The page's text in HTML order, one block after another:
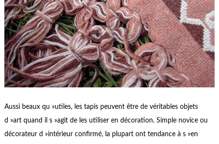
Aussi beaux qu »utiles, les tapis peuvent être de véritables objets
d »art quand il s »agit de les utiliser en décoration. Simple novice ou
décorateur d »intérieur confirmé, la plupart ont tendance à s »en